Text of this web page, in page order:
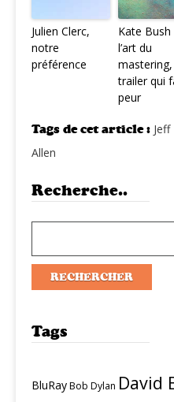
Julien Clerc,
notre
préférence
Kate
l’art du
mastering,
trailer qui
peur
Tags de cet article : Jeff
Allen
Recherche..
Tags
BluRayBob Dylan David